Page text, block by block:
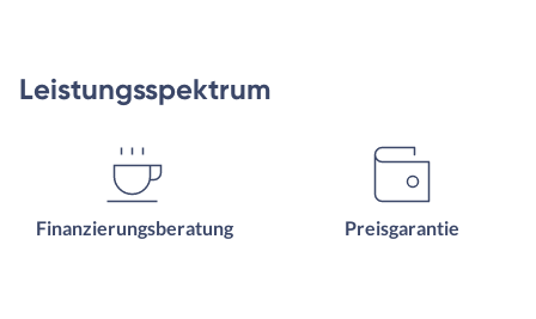
Leistungsspektrum
Finanzierungsberatung Preisgarantie